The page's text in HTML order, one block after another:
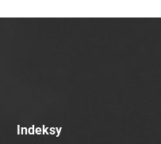
Indeksy